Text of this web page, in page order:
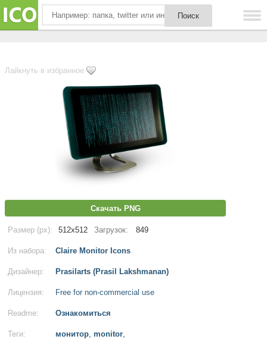
Лайкнуть в избранное
Скачать PNG
Размер (px): 512x512 Загрузок: 849
Из набора: Claire Monitor Icons
Дизайнер: Prasilarts (Prasil Lakshmanan)
Лицензия: Free for non-commercial use
Readme: Ознакомиться
Теги: монитор, monitor,